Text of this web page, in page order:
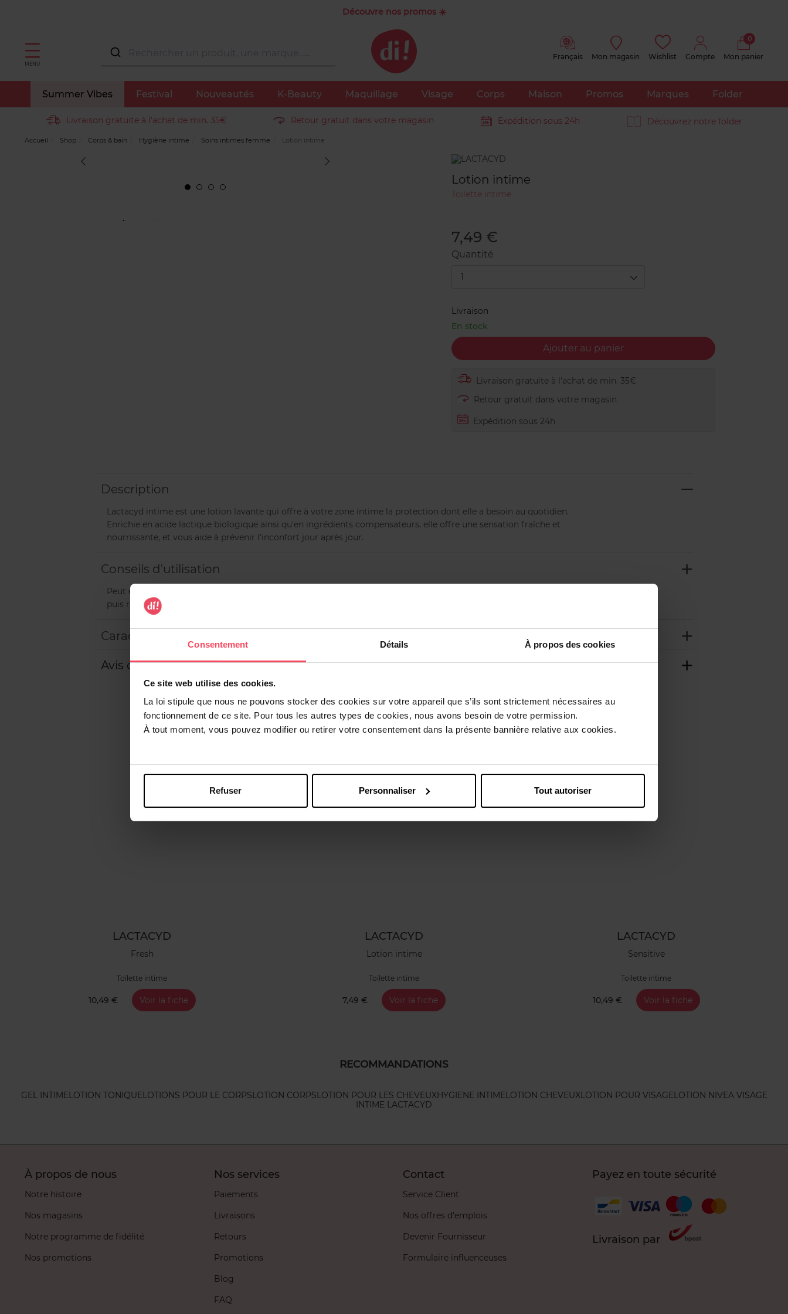
Consentement Détails À propos des cookies
Ce site web utilise des cookies.
La loi stipule que nous ne pouvons stocker des cookies sur votre appareil que s’ils sont strictement nécessaires au
fonctionnement de ce site. Pour tous les autres types de cookies, nous avons besoin de votre permission.
À tout moment, vous pouvez modifier ou retirer votre consentement dans la présente bannière relative aux cookies.
Refuser Personnaliser Tout autoriser
Découvre nos promos ☀️
MENU
Français Mon magasin Wishlist Compte Mon panier
0
Summer Vibes Festival Nouveautés K-Beauty Maquillage Visage Corps Maison Promos Marques Folder
Livraison gratuite à l'achat de min. 35€ Retour gratuit dans votre magasin Expédition sous 24h Découvrez notre folder
Accueil Shop Corps & bain Hygiène intime Soins intimes femme Lotion intime
Marque
Lotion intime
Toilette intime
7,49 €
Quantité
1
Livraison
En stock
Ajouter au panier
Livraison gratuite à l'achat de min. 35€
Retour gratuit dans votre magasin
Expédition sous 24h
Description
Lactacyd intime est une lotion lavante qui offre à votre zone intime la protection dont elle a besoin au quotidien.
Enrichie en acide lactique biologique ainsi qu'en ingrédients compensateurs, elle offre une sensation fraîche et
nourrissante, et vous aide à prévenir l'inconfort jour après jour.
Conseils d'utilisation
Peut être utilisée sous la douche ou dans le bain, comme un savon liquide, sur la muqueuse externe. Faites mousser,
puis rincez abondamment à l'eau claire. Peut être utilisée quotidiennement.
Caractéristiques
Avis client
Vous aimerez peut-être
LACTACYD
Fresh
Toilette intime
10,49 € Voir la fiche
LACTACYD
Lotion intime
Toilette intime
7,49 € Voir la fiche
LACTACYD
Sensitive
Toilette intime
10,49 € Voir la fiche
RECOMMANDATIONS
GEL INTIMELOTION TONIQUELOTIONS POUR LE CORPSLOTION CORPSLOTION POUR LES CHEVEUXHYGIENE INTIMELOTION CHEVEUXLOTION POUR VISAGELOTION NIVEA VISAGE
INTIME LACTACYD
À propos de nous
Notre histoire
Nos magasins
Notre programme de fidélité
Nos promotions
Nos services
Paiements
Livraisons
Retours
Promotions
Blog
FAQ
Contact
Service Client
Nos offres d'emplois
Devenir Fournisseur
Formulaire influenceuses
Payez en toute sécurité
Livraison par